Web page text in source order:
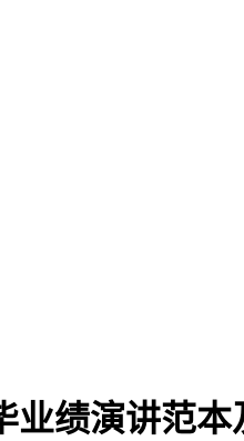
业绩演讲范本